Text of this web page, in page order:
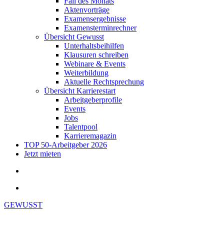
Aktenvorträge
Examensergebnisse
Examensterminrechner
Übersicht Gewusst
Unterhaltsbeihilfen
Klausuren schreiben
Webinare & Events
Weiterbildung
Aktuelle Rechtsprechung
Übersicht Karrierestart
Arbeitgeberprofile
Events
Jobs
Talentpool
Karrieremagazin
TOP 50-Arbeitgeber 2026
Jetzt mieten
GEWUSST